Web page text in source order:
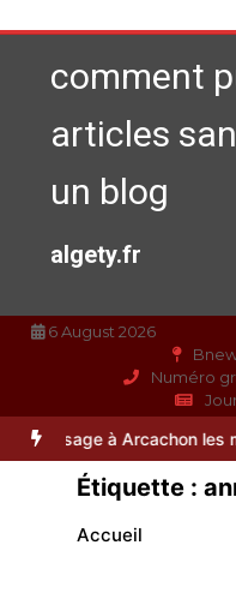
au
contenucomment
articles
un blog
algety.fr
6 August 2026
Numéro
les mieux équipées
Étiquette :
Accueil